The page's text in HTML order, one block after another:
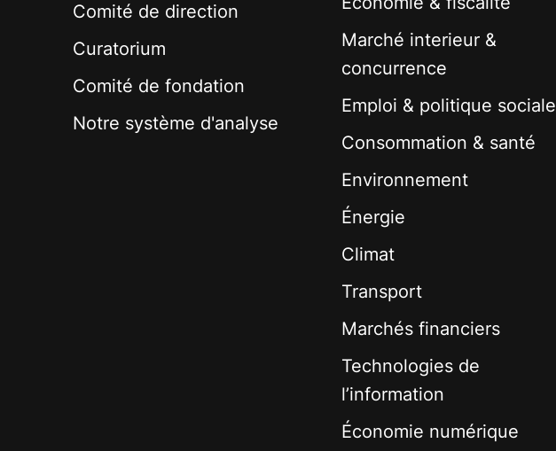
Comité de direction
Curatorium
Comité de fondation
Notre système d'analyse
Marché interieur &
concurrence
Emploi & politique sociale
Consommation & santé
Environnement
Énergie
Climat
Transport
Marchés financiers
Technologies de
l’information
Économie numérique